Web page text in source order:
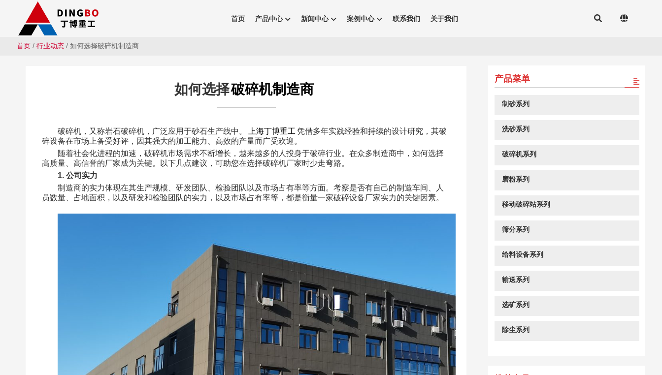
首页 产品中心 新闻中心 案例中心 联系我们 关于我们
首页/ 行业动态/ 如何选择破碎机制造商
如何选择破碎机制造商
破碎机，又称岩石破碎机，广泛应用于砂石生产线中。 上海丁博重工 凭借多年实践经验和持续的设计研究，其破
碎设备在市场上备受好评，因其强大的加工能力、高效的产量而广受欢迎。
随着社会化进程的加速，破碎机市场需求不断增长，越来越多的人投身于破碎行业。在众多制造商中，如何选择
高质量、高信誉的厂家成为关键。以下几点建议，可助您在选择破碎机厂家时少走弯路。
1. 公司实力
制造商的实力体现在其生产规模、研发团队、检验团队以及市场占有率等方面。考察是否有自己的制造车间、人
员数量、占地面积，以及研发和检验团队的实力，以及市场占有率等，都是衡量一家破碎设备厂家实力的关键因素。
产品菜单
制砂系列
洗砂系列
破碎机系列
磨粉系列
移动破碎站系列
筛分系列
给料设备系列
输送系列
选矿系列
除尘系列